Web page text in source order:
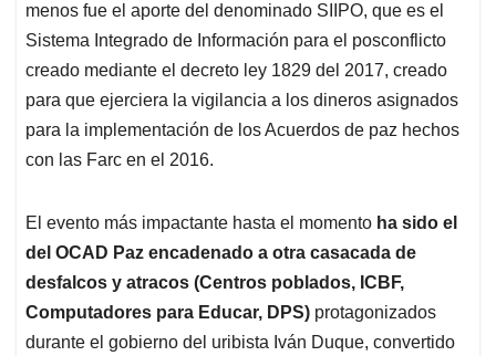
menos fue el aporte del denominado SIIPO, que es el
Sistema Integrado de Información para el posconflicto
creado mediante el decreto ley 1829 del 2017, creado
para que ejerciera la vigilancia a los dineros asignados
para la implementación de los Acuerdos de paz hechos
con las Farc en el 2016.
El evento más impactante hasta el momento ha sido el
del OCAD Paz encadenado a otra casacada de
desfalcos y atracos (Centros poblados, ICBF,
Computadores para Educar, DPS) protagonizados
durante el gobierno del uribista Iván Duque, convertido